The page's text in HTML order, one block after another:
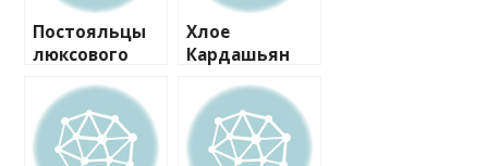
Постояльцы
люксового
жалуются на
проживающи
х в нем
Хлое
Кардашьян
«фитнес-
Барби»